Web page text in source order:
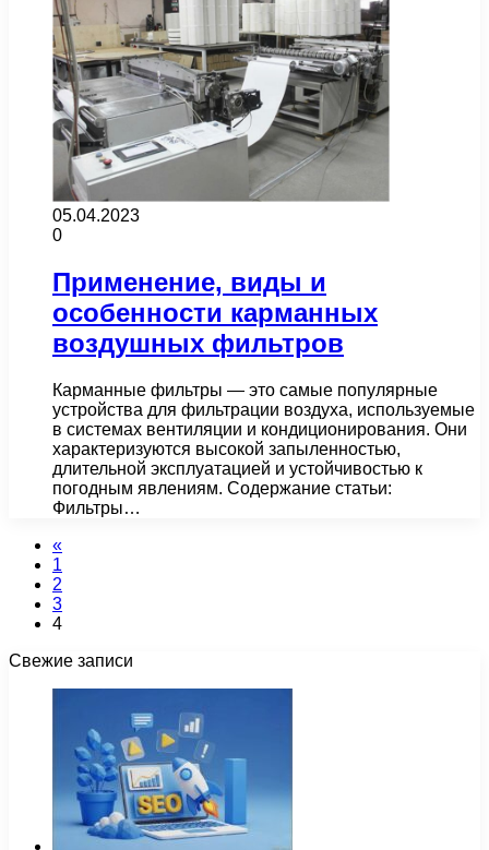
05.04.2023
0
Применение, виды и
особенности карманных
воздушных фильтров
Карманные фильтры — это самые популярные
устройства для фильтрации воздуха, используемые
в системах вентиляции и кондиционирования. Они
характеризуются высокой запыленностью,
длительной эксплуатацией и устойчивостью к
погодным явлениям. Содержание статьи:
Фильтры…
«
1
2
3
4
Свежие записи